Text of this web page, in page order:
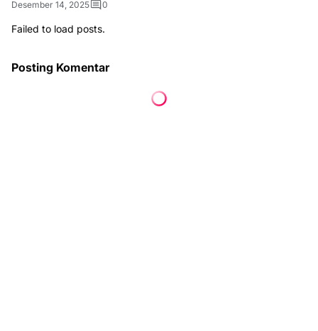
Desember 14, 2025 0
Failed to load posts.
Posting Komentar